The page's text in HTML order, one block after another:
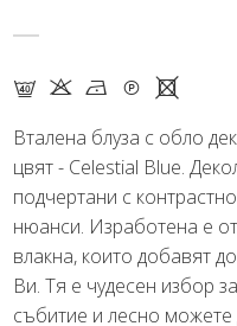
F K N Q X
Вталена блуза с обло
цвят - Celestial Blue.
подчертани с
нюанси. Изработена е
влакна, които добавят
Ви. Тя е чудесен избор
събитие и лесно можете